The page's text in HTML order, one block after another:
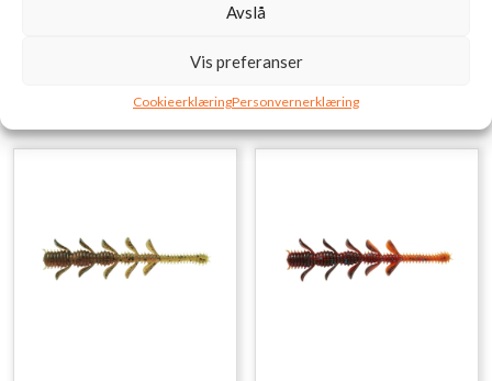
Avslå
Vis preferanser
CookieerklæringPersonvernerklæring
Legg i ønskelisten